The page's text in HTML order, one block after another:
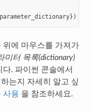
parameter_dictionary})
위에 마우스를 가져가
미터 목록(dictionary)
. 파이썬 콘솔에서
는지 자세히 알고 싶
사용 을 참조하세요.